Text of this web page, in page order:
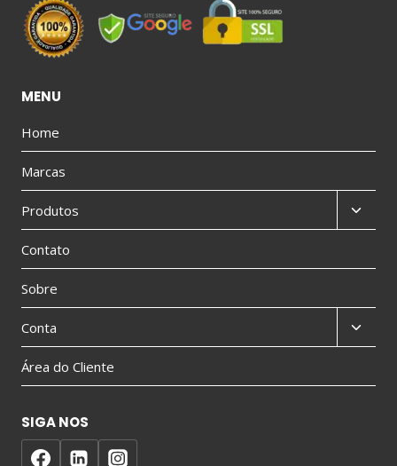
MENU
Home
Marcas
Produtos
Contato
Sobre
Conta
Área do Cliente
SIGA NOS